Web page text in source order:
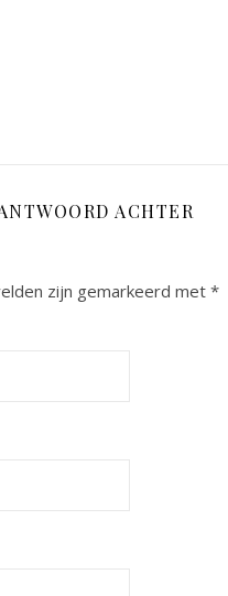
ACHTER
zijn gemarkeerd met *